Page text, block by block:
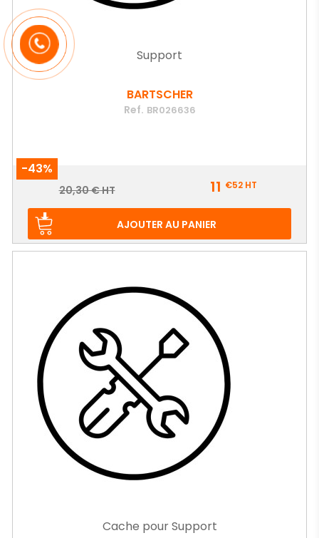
Support
BARTSCHER
Ref. BR026636
-43%
Prix
Prix
20,30 € HT 11 €52 HT
AJOUTER AU PANIER
Cache pour Support